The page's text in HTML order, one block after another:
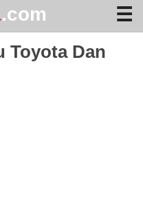
.com
Toyota Dan